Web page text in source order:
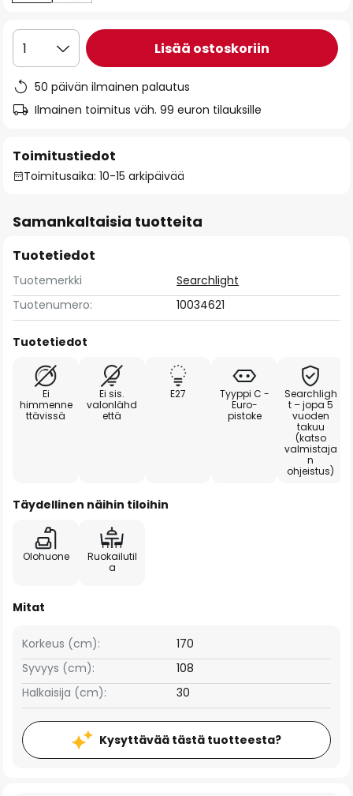
1 Lisää ostoskoriin
50 päivän ilmainen palautus
Ilmainen toimitus väh. 99 euron tilauksille
Toimitustiedot
Toimitusaika: 10-15 arkipäivää
Samankaltaisia tuotteita
Tuotetiedot
Tuotemerkki
Searchlight
Tuotenumero:
10034621
Tuotetiedot
Ei
himmenne
ttävissä
Ei sis.
valonlähd
että
E27
Tyyppi C -
Euro-
pistoke
Searchligh
t – jopa 5
vuoden
takuu
(katso
valmistaja
n
ohjeistus)
Täydellinen näihin tiloihin
Olohuone
Ruokailutil
a
Mitat
Korkeus (cm):
170
Syvyys (cm):
108
Halkaisija (cm):
30
Kysyttävää tästä tuotteesta?